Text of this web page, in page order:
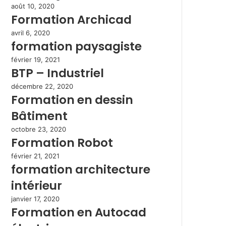
août 10, 2020
Formation Archicad
avril 6, 2020
formation paysagiste
février 19, 2021
BTP – Industriel
décembre 22, 2020
Formation en dessin
Bâtiment
octobre 23, 2020
Formation Robot
février 21, 2021
formation architecture
intérieur
janvier 17, 2020
Formation en Autocad